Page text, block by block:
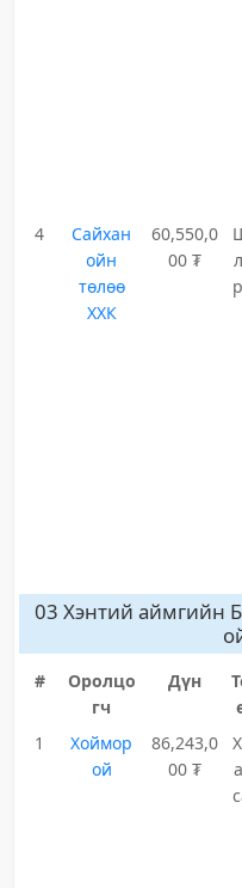
4
Сайхан
ойн
төлөө
ХХК
60,550,0
00 ₮
03 Хэнтий аймгийн
#
Оролцо
гч
Дүн
1
Хоймор
ой
86,243,0
00 ₮